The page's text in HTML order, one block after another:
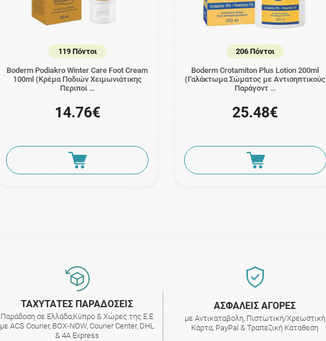
119 Πόντοι
Boderm Podiakro Winter Care Foot Cream
100ml (Κρέμα Ποδιών Χειμωνιάτικης
Περιποί …
14.76€
206 Πόντοι
Boderm Crotamiton Plus Lotion 200ml
(Γαλάκτωμα Σώματος με Αντισηπτικούς
Παράγοντ …
25.48€
ΤΑΧΥΤΑΤΕΣ ΠΑΡΑΔΟΣΕΙΣ
Παράδοση σε Ελλάδα,Κύπρο & Χώρες της Ε.Ε
με ACS Courier, BOX-NOW, Courier Center, DHL
& 4A Express
AΣΦΑΛΕΙΣ ΑΓΟΡΕΣ
με Αντικαταβολη, Πιστωτική/Χρεωστική
Κάρτα, PayPal & Τραπεζική Κατάθεση